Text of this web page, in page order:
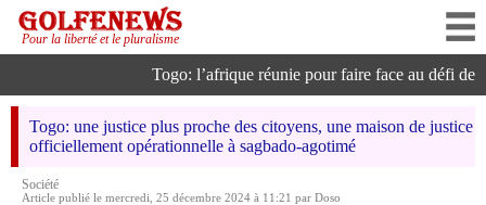
Pour la liberté et le pluralisme
Togo: l’afrique réunie pour faire face au défi de
Togo: une justice plus proche des citoyens, une maison de justice
officiellement opérationnelle à sagbado-agotimé
Société
Article publié le mercredi, 25 décembre 2024 à 11:21 par Doso